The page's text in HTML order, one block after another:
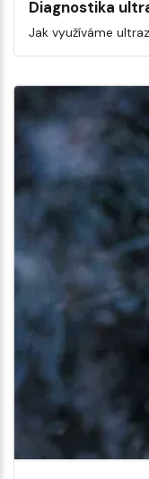
Diagnostika
Jak využíváme